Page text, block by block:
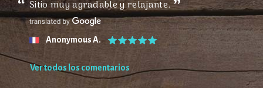
Sitio muy agradable y relajante.
Anonymous A.
Ver todos los comentarios